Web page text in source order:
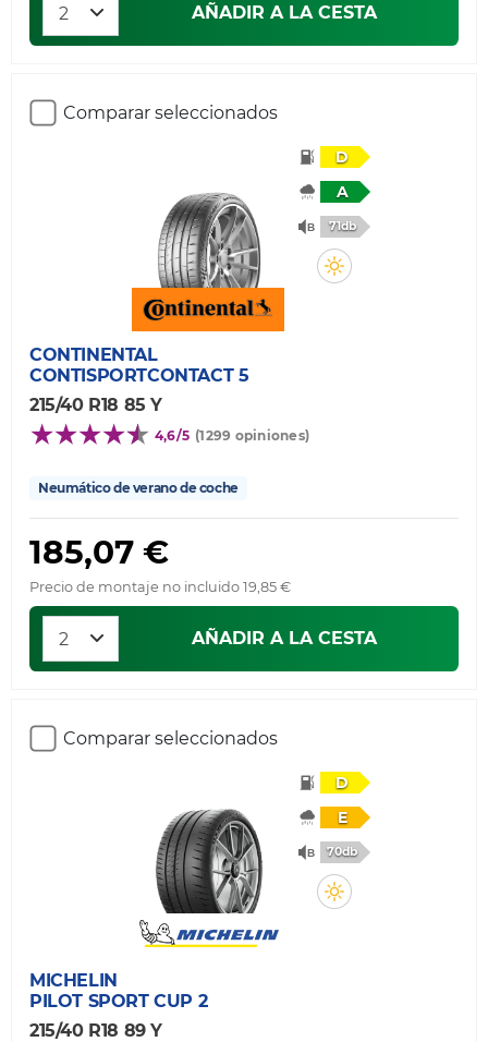
AÑADIR A LA CESTA
Comparar seleccionados
D
A
71db
CONTINENTAL
CONTISPORTCONTACT 5
215/40 R18 85 Y
4,6/5 (1299 opiniones)
Neumático de verano de coche
185,07 €
Precio de montaje no incluido 19,85 €
AÑADIR A LA CESTA
Comparar seleccionados
D
E
70db
MICHELIN
PILOT SPORT CUP 2
215/40 R18 89 Y